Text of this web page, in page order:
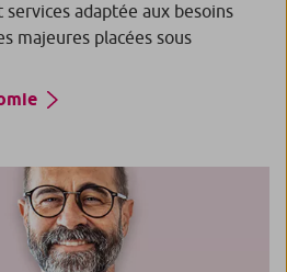
adaptée aux besoins
majeures placées sous